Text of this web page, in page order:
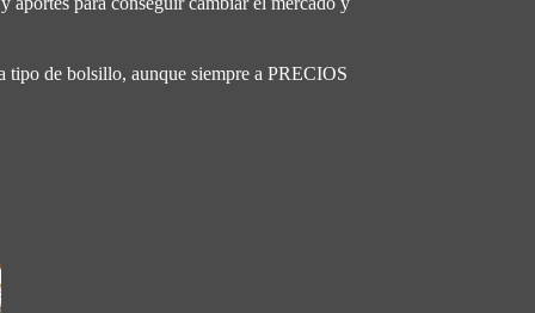
tipo de bolsillo, aunque siempre a PRECIOS